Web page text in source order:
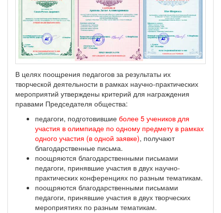
В целях поощрения педагогов за результаты их
творческой деятельности в рамках научно-практических
мероприятий утверждены критерий для награждения
правами Председателя общества:
педагоги, подготовившие более 5 учеников для
участия в олимпиаде по одному предмету в рамках
одного участия (в одной заявке), получают
благодарственные письма.
поощряются благодарственными письмами
педагоги, принявшие участия в двух научно-
практических конференциях по разным тематикам.
поощряются благодарственными письмами
педагоги, принявшие участия в двух творческих
мероприятиях по разным тематикам.